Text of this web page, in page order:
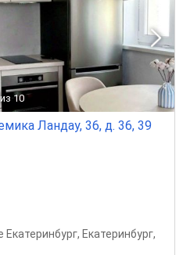
из 10
Ландау, 36, д. 36, 39
, Екатеринбург,